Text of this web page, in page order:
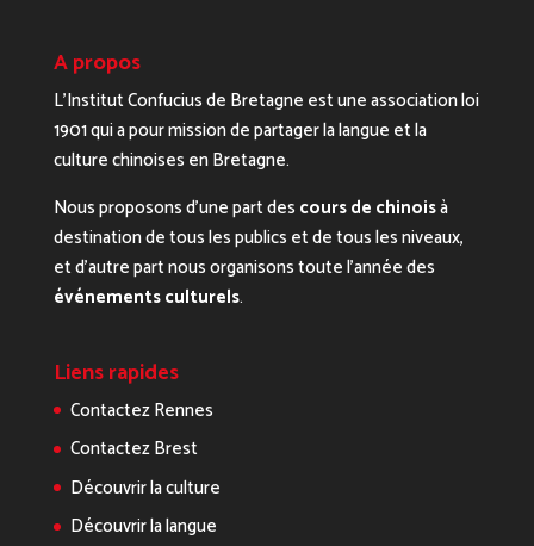
A propos
L’Institut Confucius de Bretagne est une association loi
1901 qui a pour mission de partager la langue et la
culture chinoises en Bretagne.
Nous proposons d’une part des cours de chinoisà
destination de tous les publics et de tous les niveaux,
et d’autre part nous organisons toute l’année des
événements culturels.
Liens rapides
Contactez Rennes
Contactez Brest
Découvrir la culture
Découvrir la langue